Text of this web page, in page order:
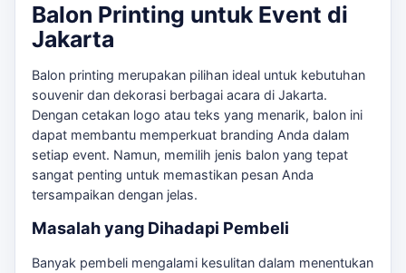
Balon Printing untuk Event di
Jakarta
Balon printing merupakan pilihan ideal untuk kebutuhan
souvenir dan dekorasi berbagai acara di Jakarta.
Dengan cetakan logo atau teks yang menarik, balon ini
dapat membantu memperkuat branding Anda dalam
setiap event. Namun, memilih jenis balon yang tepat
sangat penting untuk memastikan pesan Anda
tersampaikan dengan jelas.
Masalah yang Dihadapi Pembeli
Banyak pembeli mengalami kesulitan dalam menentukan